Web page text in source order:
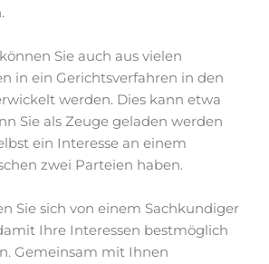
Sie auch aus vielen
in ein Gerichtsverfahren in den
werden. Dies kann etwa
Sie als Zeuge geladen werden
ein Interesse an einem
zwei Parteien haben.
Sie sich von einem Sachkundiger
Ihre Interessen bestmöglich
Gemeinsam mit Ihnen